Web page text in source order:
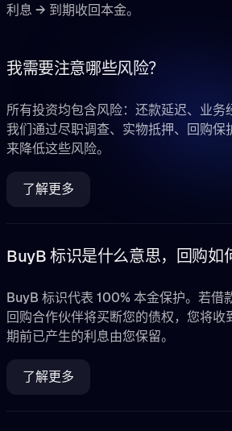
利息 → 到期收回本金。
我需要注意哪些风险？
所有投资均包含风险：还款延迟、业务
我们通过尽职调查、实物抵押、回购保
来降低这些风险。
了解更多
BuyB 标识是什么意思，回购如
BuyB 标识代表 100% 本金保护。若借
回购合作伙伴将买断您的债权，您将收
期前已产生的利息由您保留。
了解更多